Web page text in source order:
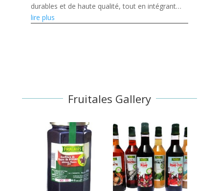
durables et de haute qualité, tout en intégrant
l'innovation numérique et en soutenant les
lire plus
Fruitales Gallery